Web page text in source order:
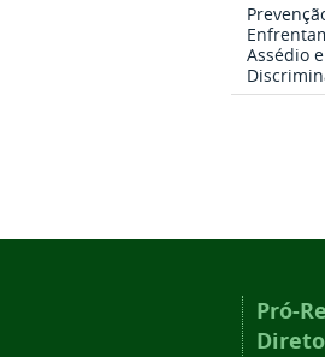
Assédio
Pró-